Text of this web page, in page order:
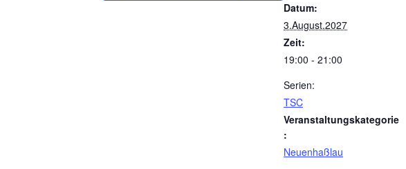
Datum:
3.August.2027
Zeit:
19:00 - 21:00
Serien:
TSC
Veranstaltungskategorie
:
Neuenhaßlau